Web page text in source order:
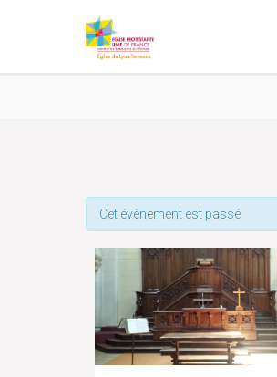
Cet évènement est passé